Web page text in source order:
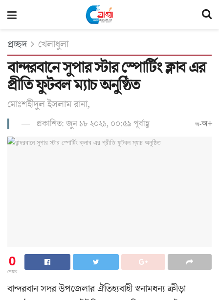
প্রচ্ছদ খেলাধুলা
বান্দরবানে সুপার স্টার স্পোর্টিং ক্লাব এর
প্রীতি ফুটবল ম্যাচ অনুষ্ঠিত
মোঃশহীদুল ইসলাম রানা,
প্রকাশিত: জুন ১৮ ২০২১, ০০:৫৯ পূর্বাহ্ণ অ-অ+
0
শেয়ার
বান্দরবান সদর উপজেলার ঐতিহ্যবাহী স্বনামধন্য ক্রীড়া